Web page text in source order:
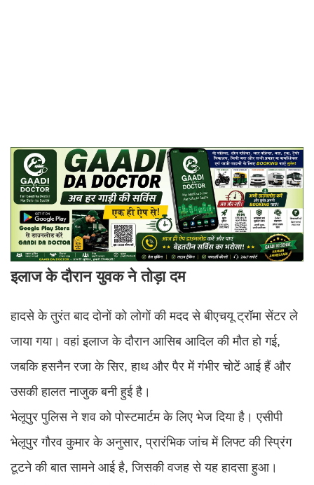
इलाज के दौरान युवक ने तोड़ा दम
हादसे के तुरंत बाद दोनों को लोगों की मदद से बीएचयू ट्रॉमा सेंटर ले
जाया गया। वहां इलाज के दौरान आसिब आदिल की मौत हो गई,
जबकि हसनैन रजा के सिर, हाथ और पैर में गंभीर चोटें आई हैं और
उसकी हालत नाजुक बनी हुई है।
भेलूपुर पुलिस ने शव को पोस्टमार्टम के लिए भेज दिया है। एसीपी
भेलूपुर गौरव कुमार के अनुसार, प्रारंभिक जांच में लिफ्ट की स्प्रिंग
टूटने की बात सामने आई है, जिसकी वजह से यह हादसा हुआ।